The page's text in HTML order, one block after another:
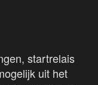
startrelais
uit het